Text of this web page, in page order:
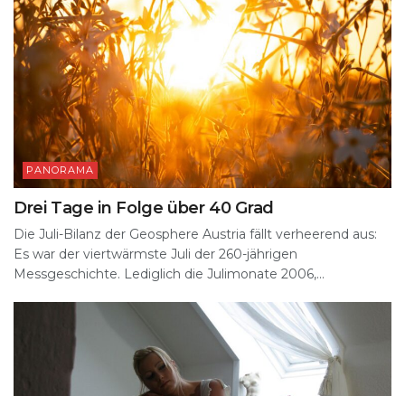
PANORAMA
Drei Tage in Folge über 40 Grad
Die Juli-Bilanz der Geosphere Austria fällt verheerend aus:
Es war der viertwärmste Juli der 260-jährigen
Messgeschichte. Lediglich die Julimonate 2006,...